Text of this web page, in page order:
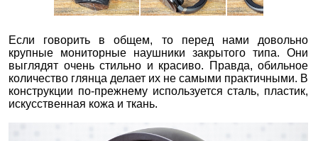
Если говорить в общем, то перед нами довольно
крупные мониторные наушники закрытого типа. Они
выглядят очень стильно и красиво. Правда, обильное
количество глянца делает их не самыми практичными. В
конструкции по-прежнему используется сталь, пластик,
искусственная кожа и ткань.